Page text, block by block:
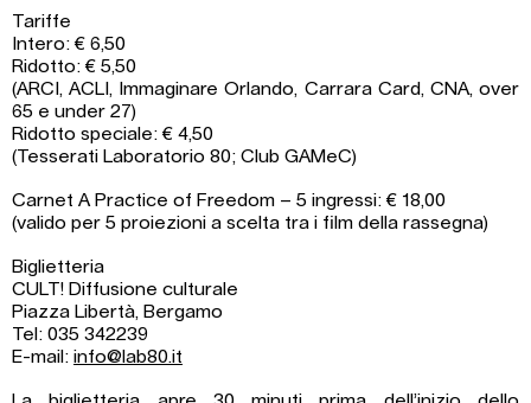
Tariffe
Intero: € 6,50
Ridotto: € 5,50
(ARCI, ACLI, Immaginare Orlando, Carrara Card, CNA, over
65 e under 27)
Ridotto speciale: € 4,50
(Tesserati Laboratorio 80; Club GAMeC)
Carnet A Practice of Freedom – 5 ingressi: € 18,00
(valido per 5 proiezioni a scelta tra i film della rassegna)
Biglietteria
CULT! Diffusione culturale
Piazza Libertà, Bergamo
Tel: 035 342239
E-mail: info@lab80.it